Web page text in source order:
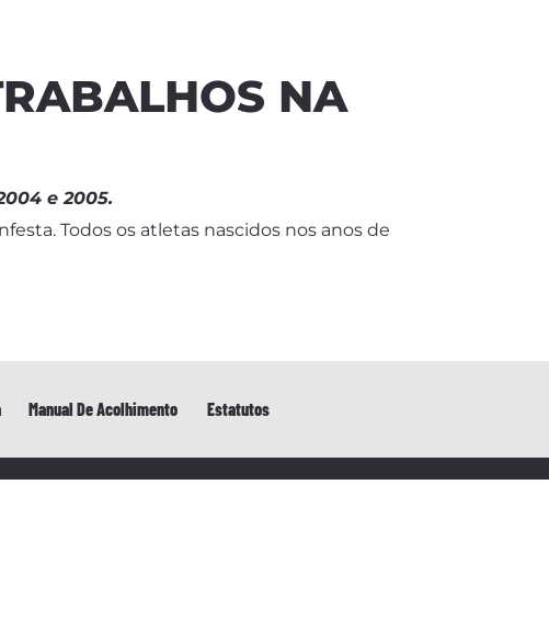
NA
e 2005.
Todos os atletas nascidos nos anos de
Manual De Acolhimento Estatutos